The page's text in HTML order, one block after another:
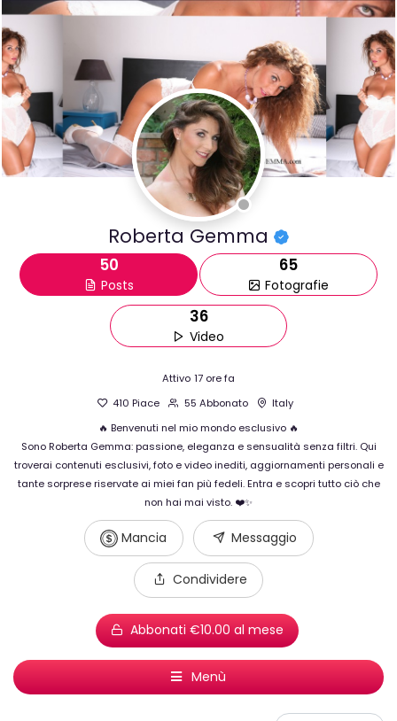
Roberta Gemma
50
Posts
65
Fotografie
36
Video
Attivo 17 ore fa
410 Piace
55 Abbonato
Italy
🔥 Benvenuti nel mio mondo esclusivo 🔥
Sono Roberta Gemma: passione, eleganza e sensualità senza filtri. Qui
troverai contenuti esclusivi, foto e video inediti, aggiornamenti personali e
tante sorprese riservate ai miei fan più fedeli. Entra e scopri tutto ciò che
non hai mai visto. ❤️✨
Mancia Messaggio
Condividere
Abbonati €10.00 al mese
Menù